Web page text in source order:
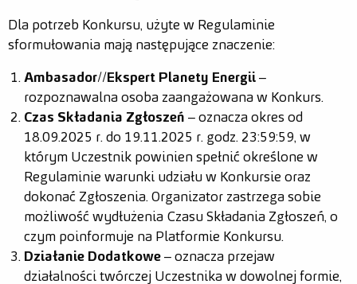
Rodzic
Scenariusze
Relacje
Zdjęcia
Wideo
Dla potrzeb Konkursu, użyte w Regulaminie
sformułowania mają następujące znaczenie:
Ambasador//Ekspert Planety Energii –
rozpoznawalna osoba zaangażowana w Konkurs.
Czas Składania Zgłoszeń – oznacza okres od
18.09.2025 r. do 19.11.2025 r. godz. 23:59:59, w
którym Uczestnik powinien spełnić określone w
Regulaminie warunki udziału w Konkursie oraz
dokonać Zgłoszenia. Organizator zastrzega sobie
możliwość wydłużenia Czasu Składania Zgłoszeń, o
czym poinformuje na Platformie Konkursu.
Działanie Dodatkowe – oznacza przejaw
działalności twórczej Uczestnika w dowolnej formie,